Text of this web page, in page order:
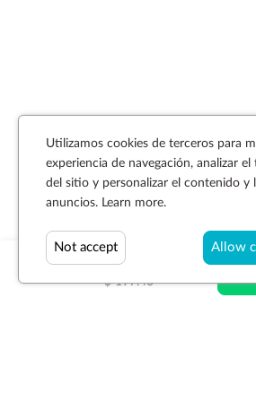
$ 132.26
$ 197.40
Utilizamos cookies de terceros para
experiencia de navegación, analizar
del sitio y personalizar el contenido y
anuncios. Learn more.
Allow
Not accept